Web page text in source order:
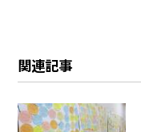
関連記事